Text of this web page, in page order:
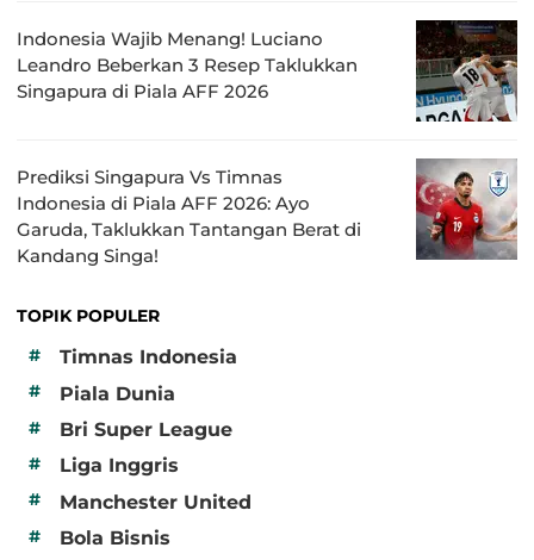
Indonesia Wajib Menang! Luciano
Leandro Beberkan 3 Resep Taklukkan
Singapura di Piala AFF 2026
Prediksi Singapura Vs Timnas
Indonesia di Piala AFF 2026: Ayo
Garuda, Taklukkan Tantangan Berat di
Kandang Singa!
TOPIK POPULER
#
Timnas Indonesia
# Piala Dunia
# Bri Super League
# Liga Inggris
# Manchester United
# Bola Bisnis